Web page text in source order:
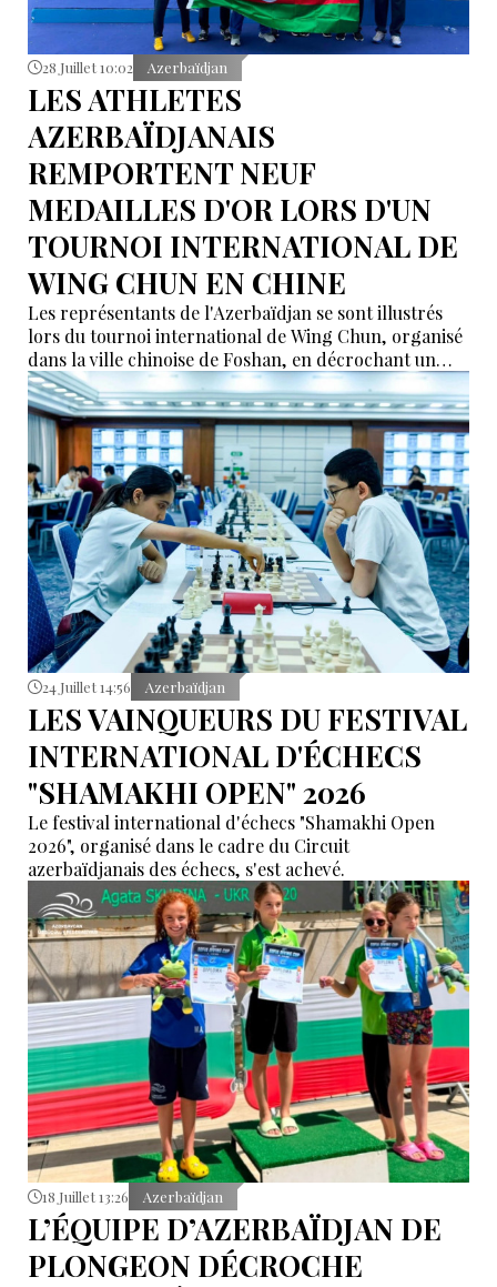
28 Juillet 10:02 Azerbaïdjan
LES ATHLETES
AZERBAÏDJANAIS
REMPORTENT NEUF
MEDAILLES D'OR LORS D'UN
TOURNOI INTERNATIONAL DE
WING CHUN EN CHINE
Les représentants de l'Azerbaïdjan se sont illustrés
lors du tournoi international de Wing Chun, organisé
dans la ville chinoise de Foshan, en décrochant un
total de neuf médailles d'or, selon des informations
relayées par İdman.Biz.
24 Juillet 14:56 Azerbaïdjan
LES VAINQUEURS DU FESTIVAL
INTERNATIONAL D'ÉCHECS
"SHAMAKHI OPEN" 2026
Le festival international d'échecs "Shamakhi Open
2026", organisé dans le cadre du Circuit
azerbaïdjanais des échecs, s'est achevé.
18 Juillet 13:26 Azerbaïdjan
L’ÉQUIPE D’AZERBAÏDJAN DE
PLONGEON DÉCROCHE